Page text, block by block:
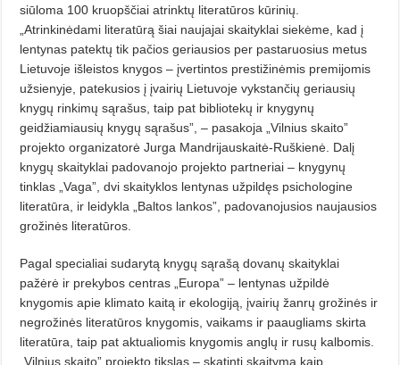
siūloma 100 kruopščiai atrinktų literatūros kūrinių.
„Atrinkinėdami literatūrą šiai naujajai skaityklai siekėme, kad į
lentynas patektų tik pačios geriausios per pastaruosius metus
Lietuvoje išleistos knygos – įvertintos prestižinėmis premijomis
užsienyje, patekusios į įvairių Lietuvoje vykstančių geriausių
knygų rinkimų sąrašus, taip pat bibliotekų ir knygynų
geidžiamiausių knygų sąrašus”, – pasakoja „Vilnius skaito”
projekto organizatorė Jurga Mandrijauskaitė-Ruškienė. Dalį
knygų skaityklai padovanojo projekto partneriai – knygynų
tinklas „Vaga”, dvi skaityklos lentynas užpildęs psichologine
literatūra, ir leidykla „Baltos lankos”, padovanojusios naujausios
grožinės literatūros.
Pagal specialiai sudarytą knygų sąrašą dovanų skaityklai
pažėrė ir prekybos centras „Europa” – lentynas užpildė
knygomis apie klimato kaitą ir ekologiją, įvairių žanrų grožinės ir
negrožinės literatūros knygomis, vaikams ir paaugliams skirta
literatūra, taip pat aktualiomis knygomis anglų ir rusų kalbomis.
„Vilnius skaito” projekto tikslas – skatinti skaitymą kaip